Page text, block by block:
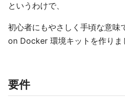
というわけで、
初心者にもやさしく手頃な意味
on Docker 環境キットを作りま
要件